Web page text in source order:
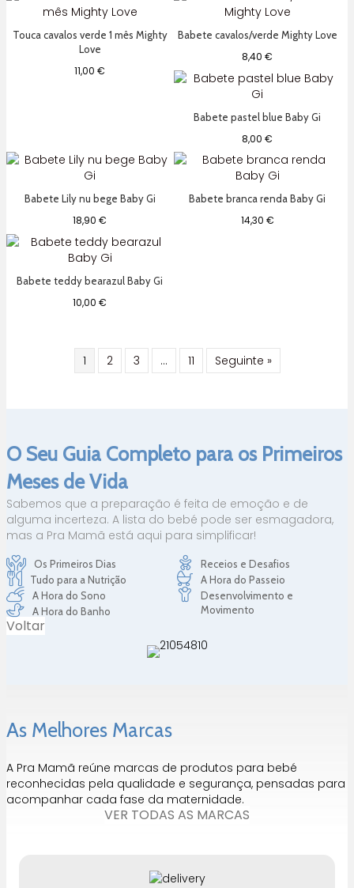
Touca cavalos verde 1 mês Mighty
Love
11,00€
Babete cavalos/verde Mighty Love
8,40 €
Babete pastel blue Baby Gi
8,00 €
Babete Lily nu bege Baby Gi
18,90€
Babete branca renda Baby Gi
14,30 €
Babete teddy bearazul Baby Gi
10,00€
1 2 3 … 11 Seguinte »
O Seu Guia Completo para os Primeiros
Meses de Vida
Sabemos que a preparação é feita de emoção e de
alguma incerteza. A lista do bebé pode ser esmagadora,
mas a Pra Mamã está aqui para simplificar!
Os Primeiros Dias
Tudo para a Nutrição
A Hora do Sono
A Hora do Banho
Receios e Desafios
A Hora do Passeio
Desenvolvimento e
Movimento
Voltar
As Melhores Marcas
A Pra Mamã reúne marcas de produtos para bebé
reconhecidas pela qualidade e segurança, pensadas para
acompanhar cada fase da maternidade.
VER TODAS AS MARCAS